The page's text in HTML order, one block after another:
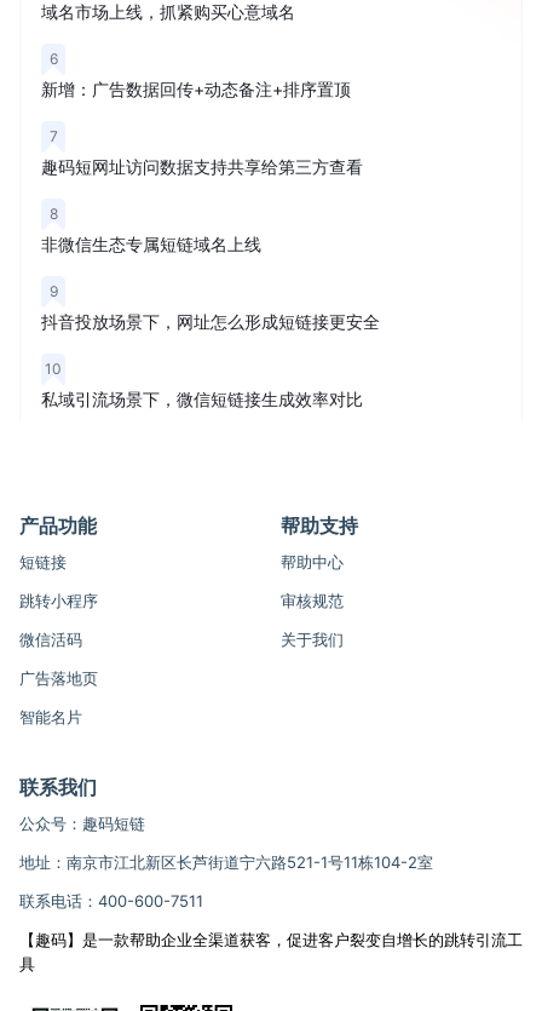
域名市场上线，抓紧购买心意域名
6
新增：广告数据回传+动态备注+排序置顶
7
趣码短网址访问数据支持共享给第三方查看
8
非微信生态专属短链域名上线
9
抖音投放场景下，网址怎么形成短链接更安全
10
私域引流场景下，微信短链接生成效率对比
产品功能
短链接
跳转小程序
微信活码
广告落地页
智能名片
帮助支持
帮助中心
审核规范
关于我们
联系我们
公众号：趣码短链
地址：南京市江北新区长芦街道宁六路521-1号11栋104-2室
联系电话：400-600-7511
【趣码】是一款帮助企业全渠道获客，促进客户裂变自增长的跳转引流工
具